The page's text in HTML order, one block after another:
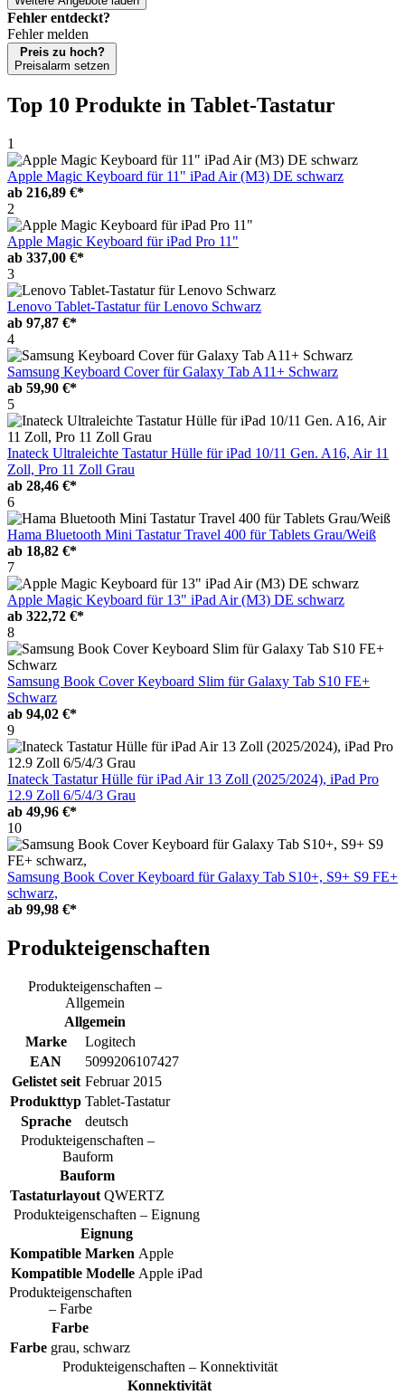
Fehler entdeckt?
Fehler melden
Preis zu hoch?
Preisalarm setzen
Top 10 Produkte in Tablet-Tastatur
1
Apple Magic Keyboard für 11" iPad Air (M3) DE schwarz
ab 216,89 €*
2
Apple Magic Keyboard für iPad Pro 11"
ab 337,00 €*
3
Lenovo Tablet-Tastatur für Lenovo Schwarz
ab 97,87 €*
4
Samsung Keyboard Cover für Galaxy Tab A11+ Schwarz
ab 59,90 €*
5
Inateck Ultraleichte Tastatur Hülle für iPad 10/11 Gen. A16, Air 11
Zoll, Pro 11 Zoll Grau
ab 28,46 €*
6
Hama Bluetooth Mini Tastatur Travel 400 für Tablets Grau/Weiß
ab 18,82 €*
7
Apple Magic Keyboard für 13" iPad Air (M3) DE schwarz
ab 322,72 €*
8
Samsung Book Cover Keyboard Slim für Galaxy Tab S10 FE+
Schwarz
ab 94,02 €*
9
Inateck Tastatur Hülle für iPad Air 13 Zoll (2025/2024), iPad Pro
12.9 Zoll 6/5/4/3 Grau
ab 49,96 €*
10
Samsung Book Cover Keyboard für Galaxy Tab S10+, S9+ S9 FE+
schwarz,
ab 99,98 €*
Produkteigenschaften
Produkteigenschaften –
Allgemein
Allgemein
Marke
Logitech
EAN
5099206107427
Gelistet seit Februar 2015
Produkttyp Tablet-Tastatur
Sprache
deutsch
Produkteigenschaften –
Bauform
Bauform
Tastaturlayout QWERTZ
Produkteigenschaften – Eignung
Eignung
Kompatible Marken Apple
Kompatible Modelle Apple iPad
Produkteigenschaften
– Farbe
Farbe
Farbe grau, schwarz
Produkteigenschaften – Konnektivität
Konnektivität